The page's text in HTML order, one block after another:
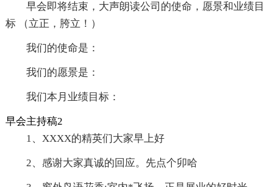
早会即将结束，大声朗读公司的使命，愿景和业绩目
标 （立正，胯立！）
我们的使命是：
我们的愿景是：
我们本月业绩目标：
早会主持稿2
1、XXXX的精英们大家早上好
2、感谢大家真诚的回应。先点个卯哈